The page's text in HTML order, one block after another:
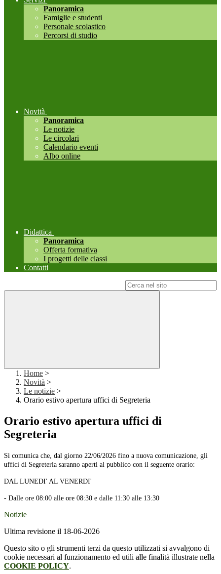
Panoramica
Famiglie e studenti
Personale scolastico
Percorsi di studio
Novità
Panoramica
Le notizie
Le circolari
Calendario eventi
Albo online
Didattica
Panoramica
Offerta formativa
I progetti delle classi
Contatti
Home >
Novità >
Le notizie >
Orario estivo apertura uffici di Segreteria
Orario estivo apertura uffici di
Segreteria
Si comunica che, dal giorno 22/06/2026 fino a nuova comunicazione, gli
uffici di Segreteria saranno aperti al pubblico con il seguente orario:
DAL LUNEDI' AL VENERDI'
- Dalle ore 08:00 alle ore 08:30 e dalle 11:30 alle 13:30
Notizie
Ultima revisione il 18-06-2026
Questo sito o gli strumenti terzi da questo utilizzati si avvalgono di
cookie necessari al funzionamento ed utili alle finalità illustrate nella
COOKIE POLICY.